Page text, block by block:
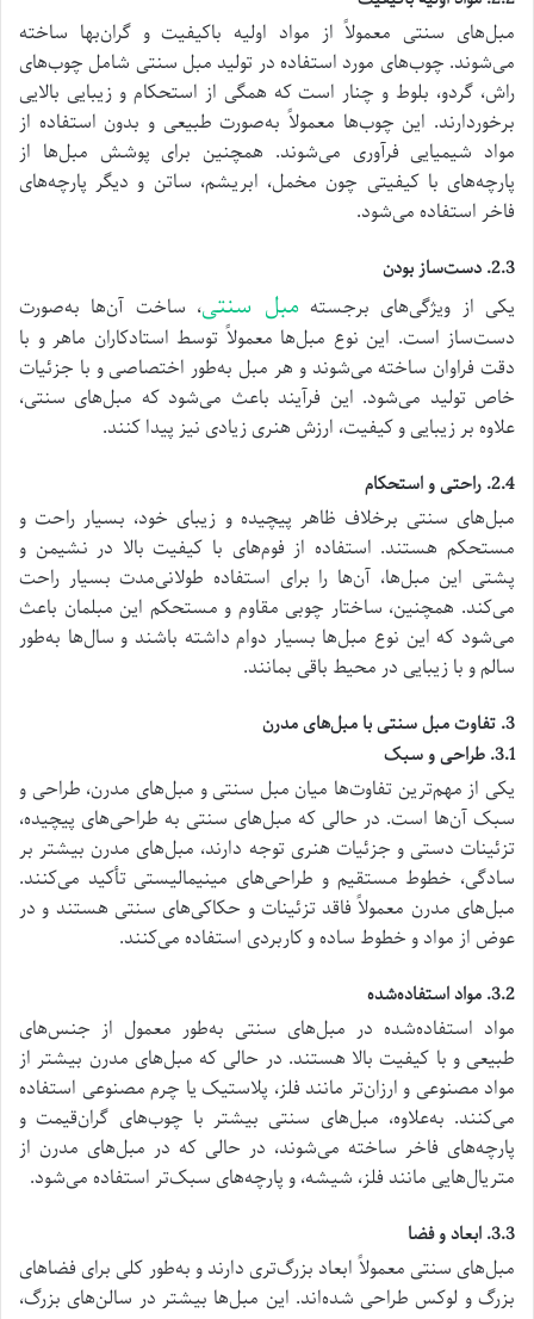
مبل‌های سنتی معمولاً از مواد اولیه باکیفیت و گران‌بها ساخته
می‌شوند. چوب‌های مورد استفاده در تولید مبل سنتی شامل چوب‌های
راش، گردو، بلوط و چنار است که همگی از استحکام و زیبایی بالایی
برخوردارند. این چوب‌ها معمولاً به‌صورت طبیعی و بدون استفاده از
مواد شیمیایی فرآوری می‌شوند. همچنین برای پوشش مبل‌ها از
پارچه‌های با کیفیتی چون مخمل، ابریشم، ساتن و دیگر پارچه‌های
فاخر استفاده می‌شود.
2.3. دست‌ساز بودن
یکی از ویژگی‌های برجستهمبل سنتی، ساخت آن‌ها به‌صورت
دست‌ساز است. این نوع مبل‌ها معمولاً توسط استادکاران ماهر و با
دقت فراوان ساخته می‌شوند و هر مبل به‌طور اختصاصی و با جزئیات
خاص تولید می‌شود. این فرآیند باعث می‌شود که مبل‌های سنتی،
علاوه بر زیبایی و کیفیت، ارزش هنری زیادی نیز پیدا کنند.
2.4. راحتی و استحکام
مبل‌های سنتی برخلاف ظاهر پیچیده و زیبای خود، بسیار راحت و
مستحکم هستند. استفاده از فوم‌های با کیفیت بالا در نشیمن و
پشتی این مبل‌ها، آن‌ها را برای استفاده طولانی‌مدت بسیار راحت
می‌کند. همچنین، ساختار چوبی مقاوم و مستحکم این مبلمان باعث
می‌شود که این نوع مبل‌ها بسیار دوام داشته باشند و سال‌ها به‌طور
سالم و با زیبایی در محیط باقی بمانند.
3. تفاوت مبل سنتی با مبل‌های مدرن
3.1. طراحی و سبک
یکی از مهم‌ترین تفاوت‌ها میان مبل سنتی و مبل‌های مدرن، طراحی و
سبک آن‌ها است. در حالی که مبل‌های سنتی به طراحی‌های پیچیده،
تزئینات دستی و جزئیات هنری توجه دارند، مبل‌های مدرن بیشتر بر
سادگی، خطوط مستقیم و طراحی‌های مینیمالیستی تأکید می‌کنند.
مبل‌های مدرن معمولاً فاقد تزئینات و حکاکی‌های سنتی هستند و در
عوض از مواد و خطوط ساده و کاربردی استفاده می‌کنند.
3.2. مواد استفاده‌شده
مواد استفاده‌شده در مبل‌های سنتی به‌طور معمول از جنس‌های
طبیعی و با کیفیت بالا هستند. در حالی که مبل‌های مدرن بیشتر از
مواد مصنوعی و ارزان‌تر مانند فلز، پلاستیک یا چرم مصنوعی استفاده
می‌کنند. به‌علاوه، مبل‌های سنتی بیشتر با چوب‌های گران‌قیمت و
پارچه‌های فاخر ساخته می‌شوند، در حالی که در مبل‌های مدرن از
متریال‌هایی مانند فلز، شیشه، و پارچه‌های سبک‌تر استفاده می‌شود.
3.3. ابعاد و فضا
مبل‌های سنتی معمولاً ابعاد بزرگ‌تری دارند و به‌طور کلی برای فضاهای
بزرگ و لوکس طراحی شده‌اند. این مبل‌ها بیشتر در سالن‌های بزرگ،